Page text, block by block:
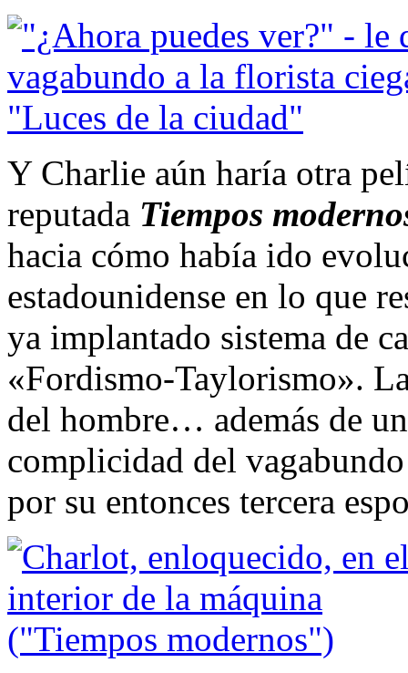
Y Charlie aún haría otra
reputada Tiempos
hacia cómo había ido
estadounidense en lo que
ya implantado sistema de
«Fordismo-Taylorismo».
del hombre… además de
complicidad del
por su entonces tercera